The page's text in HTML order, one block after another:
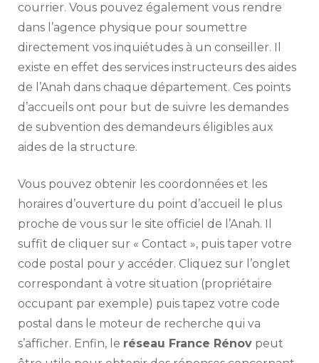
courrier. Vous pouvez également vous rendre
dans l’agence physique pour soumettre
directement vos inquiétudes à un conseiller. Il
existe en effet des services instructeurs des aides
de l’Anah dans chaque département. Ces points
d’accueils ont pour but de suivre les demandes
de subvention des demandeurs éligibles aux
aides de la structure.
Vous pouvez obtenir les coordonnées et les
horaires d’ouverture du point d’accueil le plus
proche de vous sur le site officiel de l’Anah. Il
suffit de cliquer sur « Contact », puis taper votre
code postal pour y accéder. Cliquez sur l’onglet
correspondant à votre situation (propriétaire
occupant par exemple) puis tapez votre code
postal dans le moteur de recherche qui va
s’afficher. Enfin, le réseau France Rénov peut